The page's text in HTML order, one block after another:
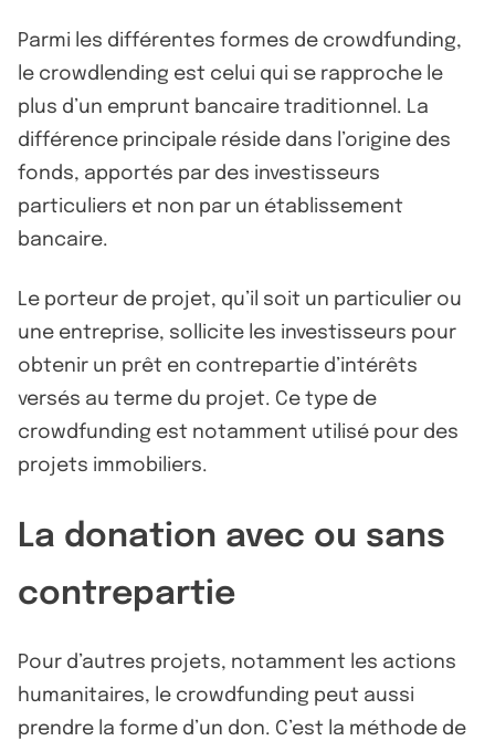
Parmi les différentes formes de crowdfunding,
le crowdlending est celui qui se rapproche le
plus d’un emprunt bancaire traditionnel. La
différence principale réside dans l’origine des
fonds, apportés par des investisseurs
particuliers et non par un établissement
bancaire.
Le porteur de projet, qu’il soit un particulier ou
une entreprise, sollicite les investisseurs pour
obtenir un prêt en contrepartie d’intérêts
versés au terme du projet. Ce type de
crowdfunding est notamment utilisé pour des
projets immobiliers.
La donation avec ou sans
contrepartie
Pour d’autres projets, notamment les actions
humanitaires, le crowdfunding peut aussi
prendre la forme d’un don. C’est la méthode de